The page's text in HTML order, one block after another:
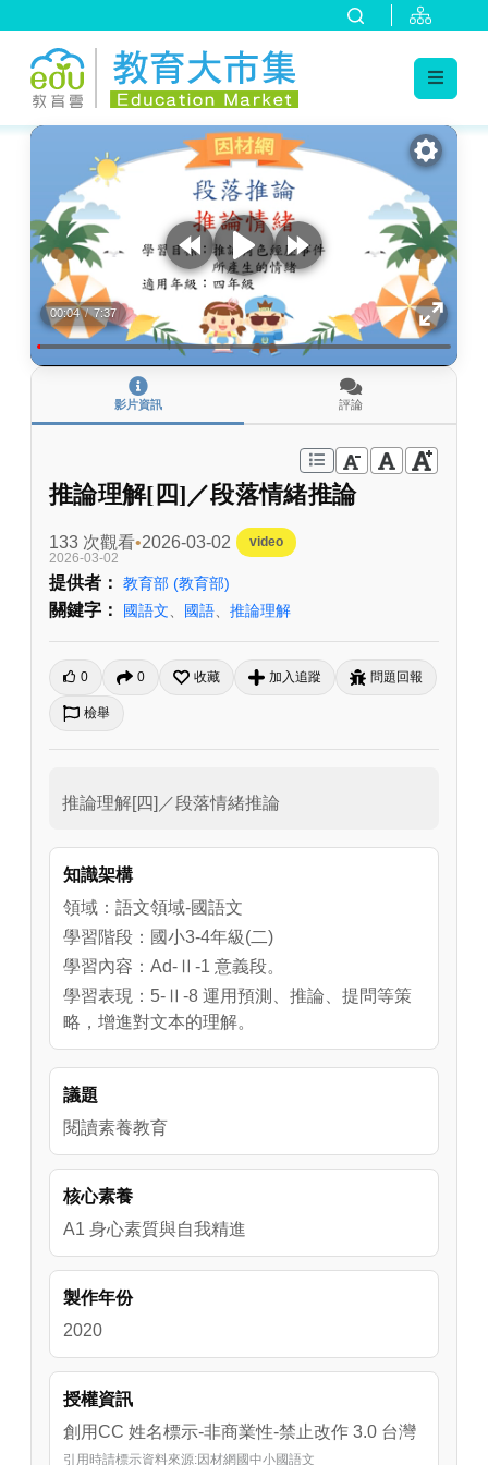
:::
00:04 / 7:37
影片資訊 評論
推論理解[四]／段落情緒推論
133 次觀看 2026-03-02
video
2026-03-02
提供者： 教育部 (教育部)
關鍵字： 國語文 國語 推論理解
0 0 收藏 加入追蹤 問題回報
檢舉
推論理解[四]／段落情緒推論
知識架構
領域：語文領域-國語文
學習階段：國小3-4年級(二)
學習內容：Ad-Ⅱ-1 意義段。
學習表現：5-Ⅱ-8 運用預測、推論、提問等策
略，增進對文本的理解。
議題
閱讀素養教育
核心素養
A1 身心素質與自我精進
製作年份
2020
授權資訊
創用CC 姓名標示-非商業性-禁止改作 3.0 台灣
引用時請標示資料來源:因材網國中小國語文